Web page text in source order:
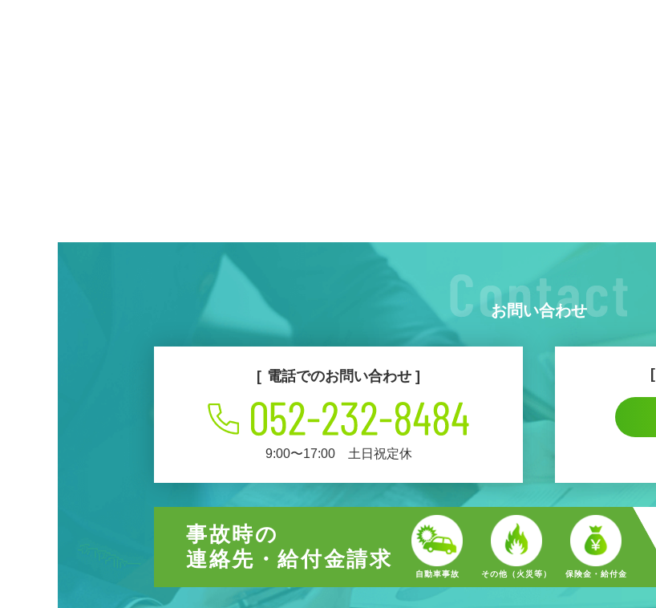
お問い合わせ
電話でのお問い合わせ
9:00〜17:00 土日祝定休
事故時の
連絡先・給付金請求
自動車事故 その他（火災等） 保険金・給付金